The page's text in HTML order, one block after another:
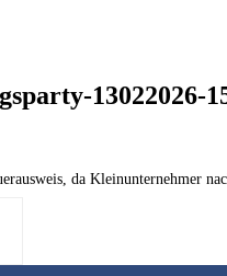
13022026-
da Kleinunternehmer